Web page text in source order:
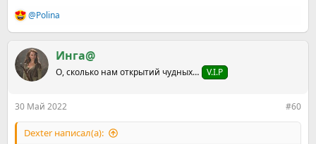
Р
е
к
ц
и
@Polina
Инга@
О, сколько нам открытий чудных… V.I.P
30 Май 2022 #60
Dexter написал(а):